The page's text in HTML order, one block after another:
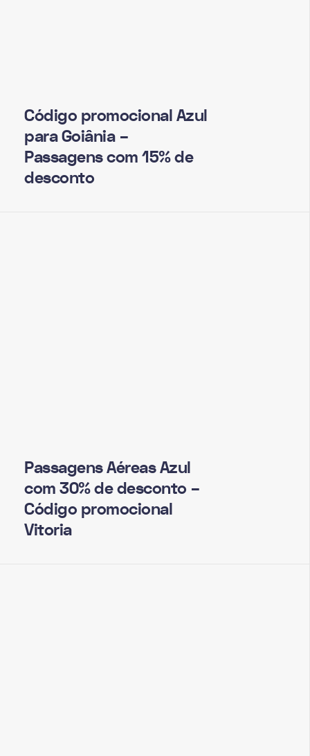
Código promocional Azul
para Goiânia –
Passagens com 15% de
desconto
Passagens Aéreas Azul
com 30% de desconto –
Código promocional
Vitoria